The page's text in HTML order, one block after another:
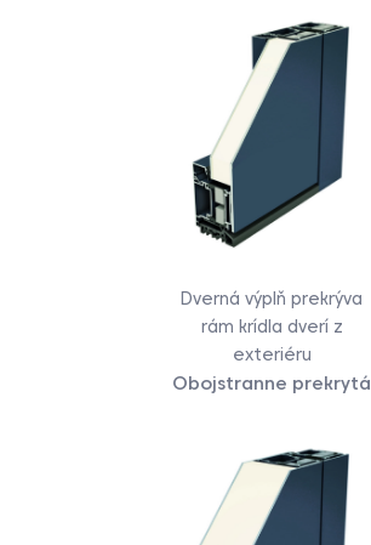
Dverná výplň prekrýva
rám krídla dverí z
exteriéru
Obojstranne prekrytá